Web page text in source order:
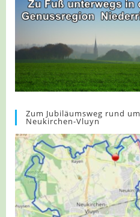
Zum Jubiläumsweg rund um
Neukirchen-Vluyn